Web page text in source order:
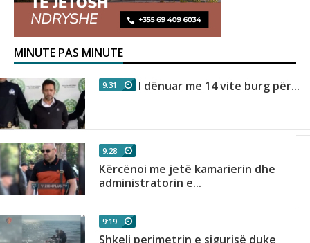
MINUTE PAS MINUTE
9:31 I dënuar me 14 vite burg për...
9:28
Kërcënoi me jetë kamarierin dhe
administratorin e...
9:19
Shkeli perimetrin e sigurisë duke